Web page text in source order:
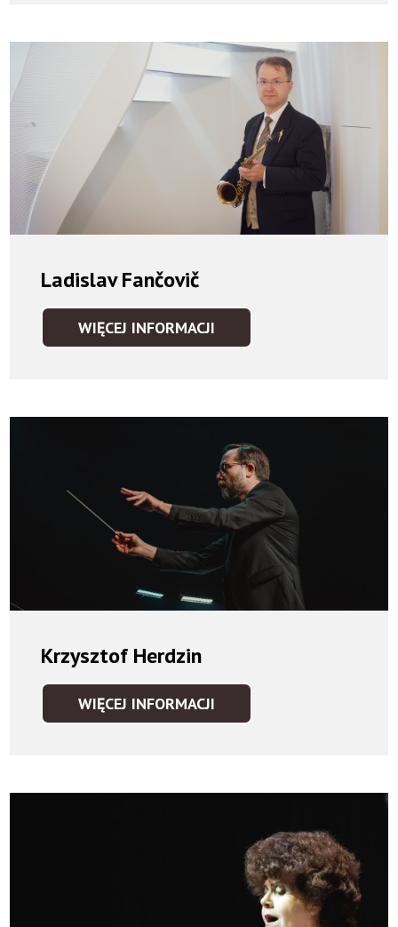
Ladislav Fančovič
WIĘCEJ INFORMACJI
LADISLAV
Krzysztof Herdzin
WIĘCEJ INFORMACJI
KRZYSZTOF